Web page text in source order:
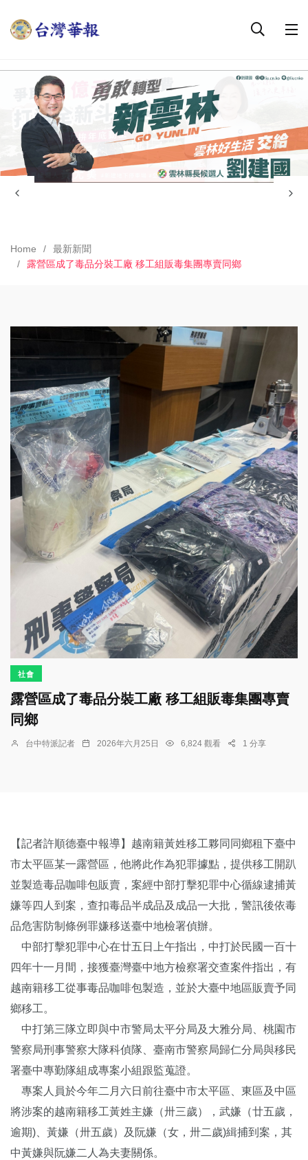
Home
最新新聞
露營區成了毒品分裝工廠 移工組販毒集團專賣同鄉
社會
露營區成了毒品分裝工廠 移工組販毒集團專賣
同鄉
台中特派記者 2026年六月25日 6,824 觀看 1 分享
【記者許順德臺中報導】越南籍黃姓移工夥同同鄉租下臺中
市太平區某一露營區，他將此作為犯罪據點，提供移工開趴
並製造毒品咖啡包販賣，案經中部打擊犯罪中心循線逮捕黃
嫌等四人到案，查扣毒品半成品及成品一大批，警訊後依毒
品危害防制條例罪嫌移送臺中地檢署偵辦。
中部打擊犯罪中心在廿五日上午指出，中打於民國一百十
四年十一月間，接獲臺灣臺中地方檢察署交查案件指出，有
越南籍移工從事毒品咖啡包製造，並於大臺中地區販賣予同
鄉移工。
中打第三隊立即與中市警局太平分局及大雅分局、桃園市
警察局刑事警察大隊科偵隊、臺南市警察局歸仁分局與移民
署臺中專勤隊組成專案小組跟監蒐證。
專案人員於今年二月六日前往臺中市太平區、東區及中區
將涉案的越南籍移工黃姓主嫌（卅三歲），武嫌（廿五歲，
逾期)、黃嫌（卅五歲）及阮嫌（女，卅二歲)緝捕到案，其
中黃嫌與阮嫌二人為夫妻關係。